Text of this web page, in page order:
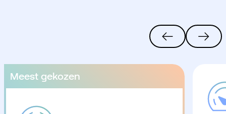
Meest gekozen